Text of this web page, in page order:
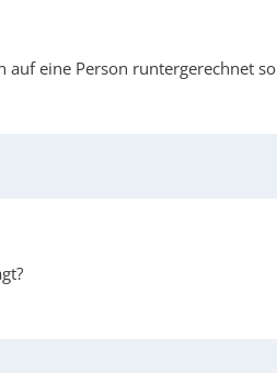
auf eine Person runtergerechnet